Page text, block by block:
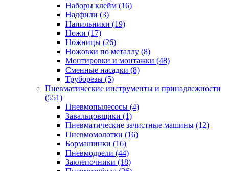
Наборы клейм (16)
Надфили (3)
Напильники (19)
Ножи (17)
Ножницы (26)
Ножовки по металлу (8)
Монтировки и монтажки (48)
Сменные насадки (8)
Труборезы (5)
Пневматические инструменты и принадлежности
(551)
Пневмопылесосы (4)
Завальцовщики (1)
Пневматические зачистные машины (12)
Пневмомолотки (16)
Бормашинки (16)
Пневмодрели (44)
Заклепочники (18)